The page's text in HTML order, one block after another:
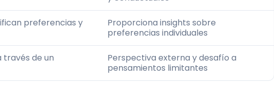
preferencias y
Proporciona insights sobre
preferencias individuales
través de un
Perspectiva externa y desafío a
pensamientos limitantes